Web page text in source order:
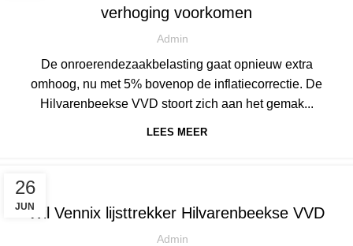
verhoging voorkomen
Admin
De onroerendezaakbelasting gaat opnieuw extra
omhoog, nu met 5% bovenop de inflatiecorrectie. De
Hilvarenbeekse VVD stoort zich aan het gemak...
LEES MEER
26
JUN
NIEUWS
Wil Vennix lijsttrekker Hilvarenbeekse VVD
Admin